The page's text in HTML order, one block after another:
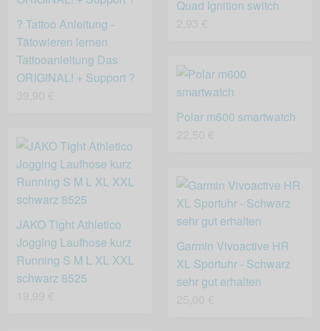
Quad Ignition switch
? Tattoo Anleitung -
Tätowieren lernen
Tattooanleitung Das
ORIGINAL! + Support ?
Polar m600 smartwatch
JAKO Tight Athletico
Jogging Laufhose kurz
Running S M L XL XXL
schwarz 8525
Garmin Vivoactive HR
XL Sportuhr - Schwarz
sehr gut erhalten